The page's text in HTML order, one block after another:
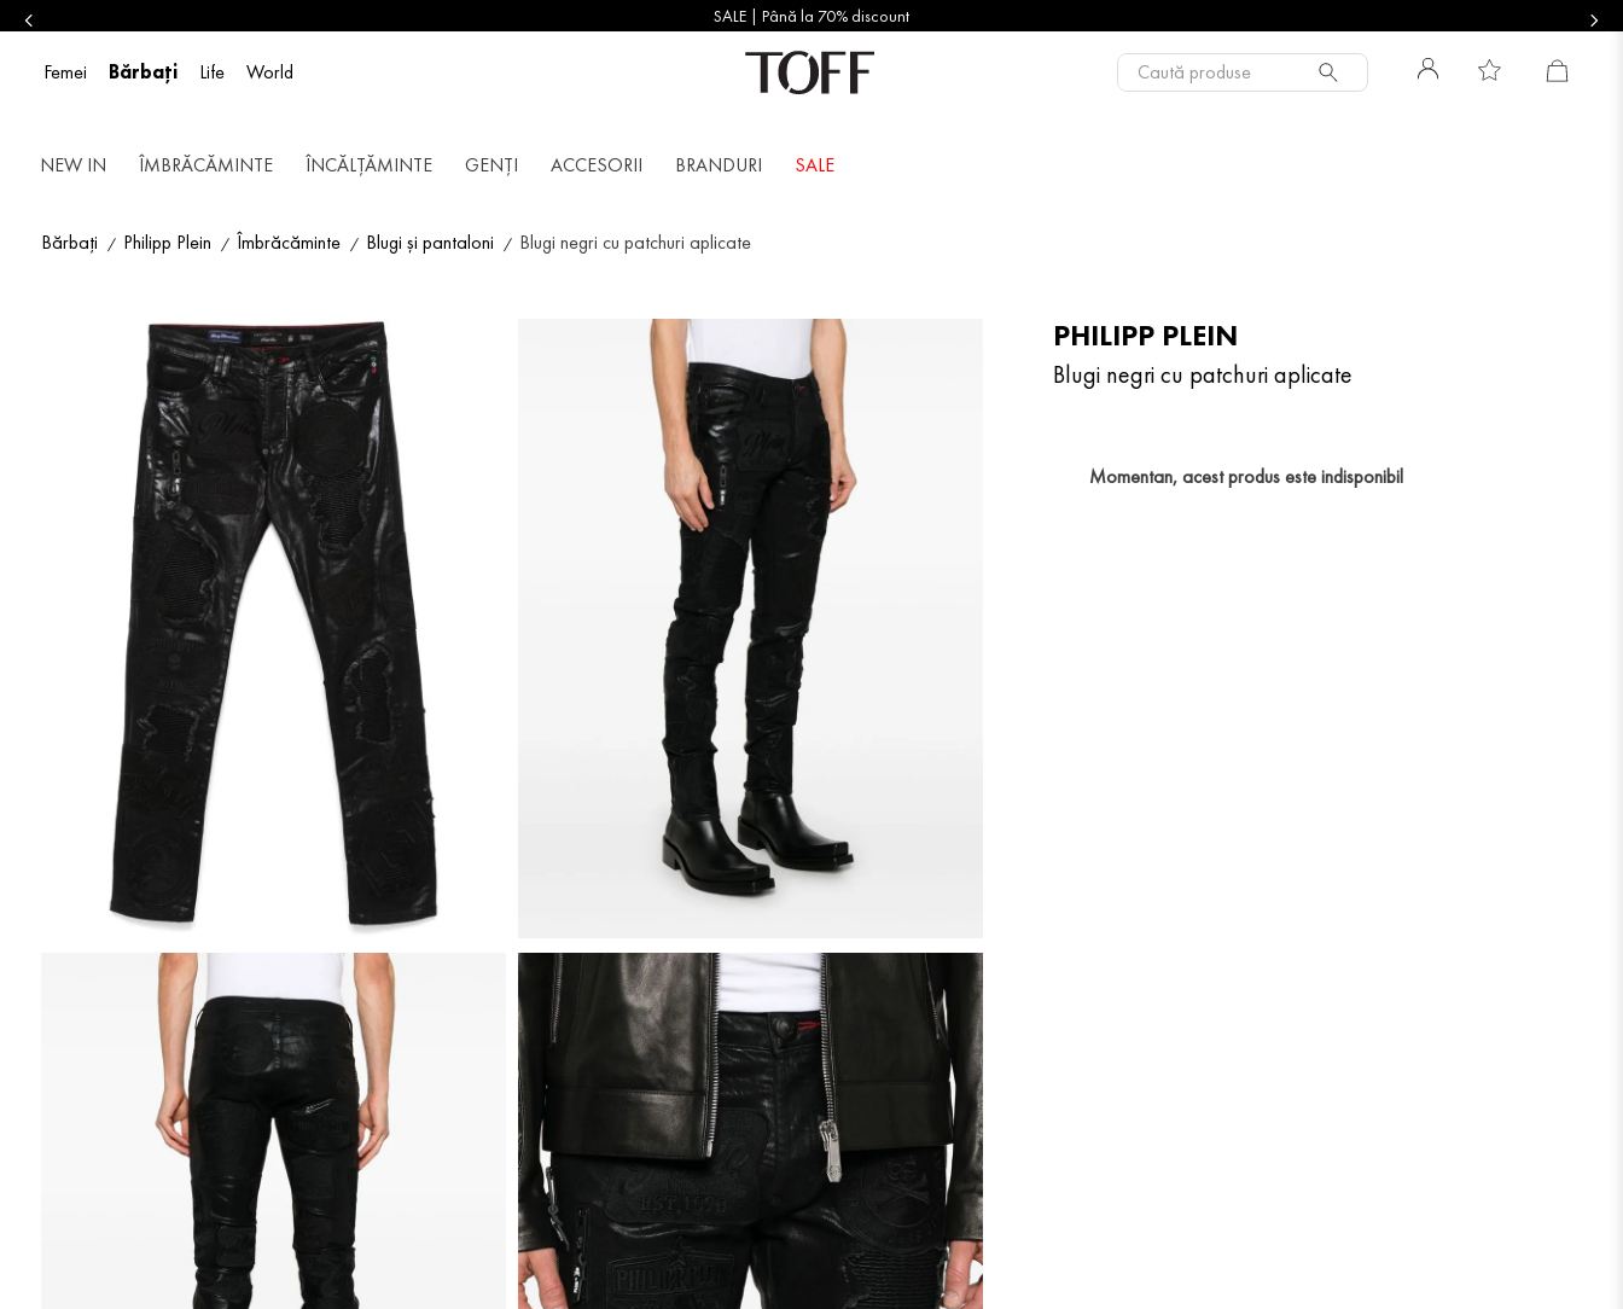
SALE | Până la 70% discount
Femei Bărbați Life World Caută produse
NEW IN ÎMBRĂCĂMINTE ÎNCĂLȚĂMINTE GENȚI ACCESORII BRANDURI SALE
Bărbați Philipp Plein Îmbrăcăminte Blugi și pantaloni Blugi negri cu patchuri aplicate
PHILIPP PLEIN
Blugi negri cu patchuri aplicate
Momentan, acest produs este indisponibil